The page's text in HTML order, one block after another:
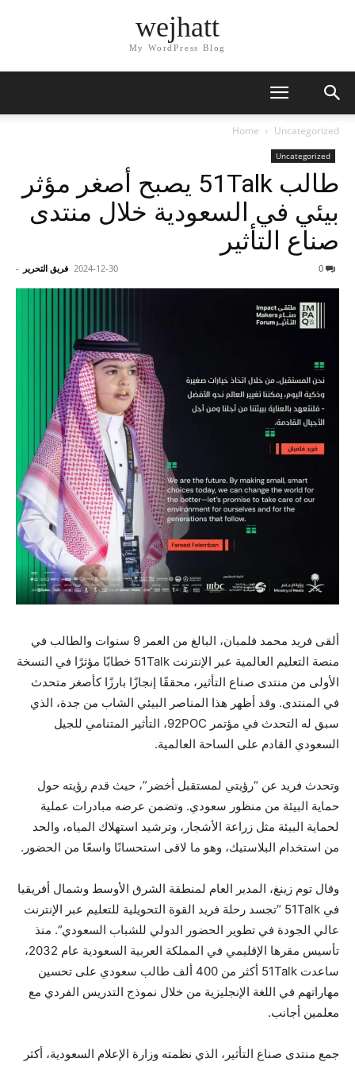
wejhatt
My WordPress Blog
Home Uncategorized
Uncategorized
طالب 51Talk يصبح أصغر مؤثر
بيئي في السعودية خلال منتدى
صناع التأثير
فريق التحرير - 2024-12-30
ألقى فريد محمد فلمبان، البالغ من العمر 9 سنوات والطالب في
منصة التعليم العالمية عبر الإنترنت 51Talk خطابًا مؤثرًا في النسخة
الأولى من منتدى صناع التأثير، محققًا إنجازًا بارزًا كأصغر متحدث
في المنتدى. وقد أظهر هذا المناصر البيئي الشاب من جدة، الذي
سبق له التحدث في مؤتمر 92POC، التأثير المتنامي للجيل
السعودي القادم على الساحة العالمية.
وتحدث فريد عن “رؤيتي لمستقبل أخضر”، حيث قدم رؤيته حول
حماية البيئة من منظور سعودي. وتضمن عرضه مبادرات عملية
لحماية البيئة مثل زراعة الأشجار، وترشيد استهلاك المياه، والحد
من استخدام البلاستيك، وهو ما لاقى استحسانًا واسعًا من الحضور.
وقال توم زينغ، المدير العام لمنطقة الشرق الأوسط وشمال أفريقيا
في 51Talk “تجسد رحلة فريد القوة التحويلية للتعليم عبر الإنترنت
عالي الجودة في تطوير الحضور الدولي للشباب السعودي”. منذ
تأسيس مقرها الإقليمي في المملكة العربية السعودية عام 2032،
ساعدت 51Talk أكثر من 400 ألف طالب سعودي على تحسين
مهاراتهم في اللغة الإنجليزية من خلال نموذج التدريس الفردي مع
معلمين أجانب.
جمع منتدى صناع التأثير، الذي نظمته وزارة الإعلام السعودية، أكثر